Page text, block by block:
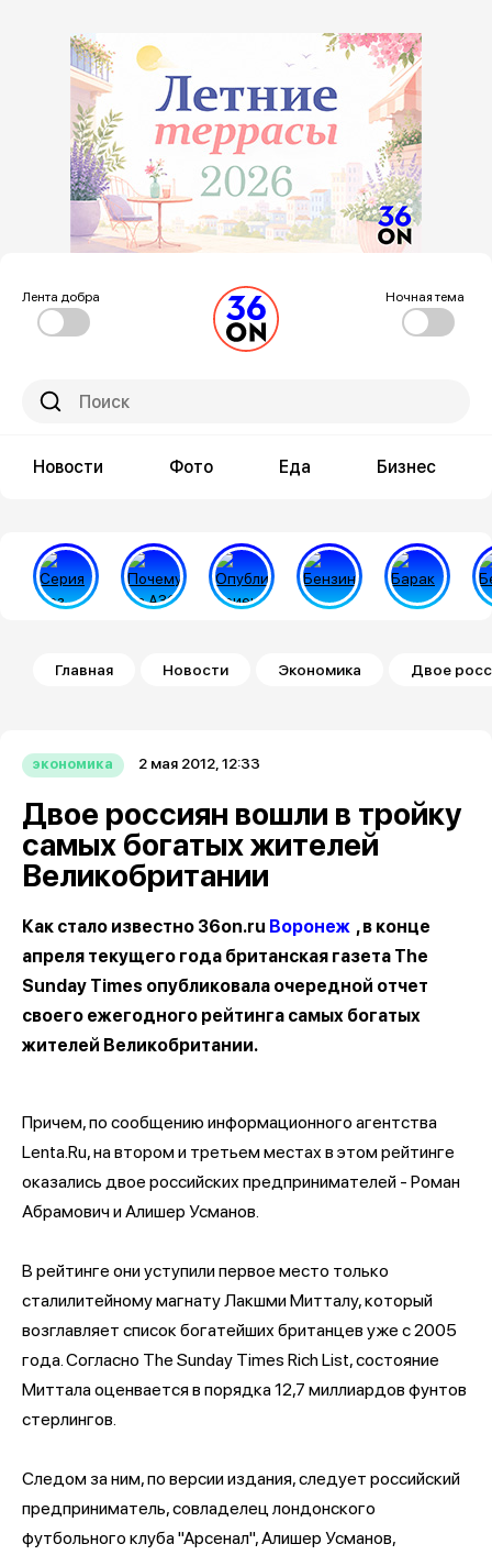
Лента добра Ночная тема
Новости Фото Еда Бизнес
Строка навигации
Главная Новости Экономика Двое
экономика 2 мая 2012, 12:33
Двое россиян вошли в тройку
самых богатых жителей
Великобритании
Как стало известно 36on.ru Воронеж , в конце
апреля текущего года британская газета The
Sunday Times опубликовала очередной отчет
своего ежегодного рейтинга самых богатых
жителей Великобритании.
Причем, по сообщению информационного агентства
Lenta.Ru, на втором и третьем местах в этом рейтинге
оказались двое российских предпринимателей - Роман
Абрамович и Алишер Усманов.
В рейтинге они уступили первое место только
сталилитейному магнату Лакшми Митталу, который
возглавляет список богатейших британцев уже с 2005
года. Согласно The Sunday Times Rich List, состояние
Миттала оценвается в порядка 12,7 миллиардов фунтов
стерлингов.
Следом за ним, по версии издания, следует российский
предприниматель, совладелец лондонского
футбольного клуба "Арсенал", Алишер Усманов,